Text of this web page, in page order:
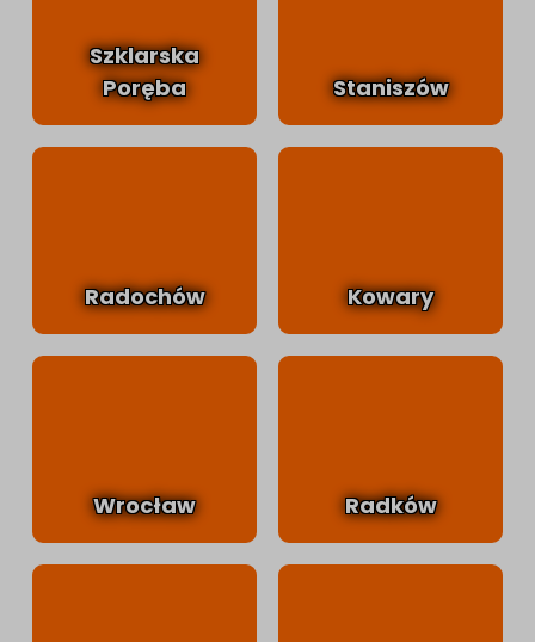
Szklarska
Poręba
Staniszów
Radochów Kowary
Wrocław Radków